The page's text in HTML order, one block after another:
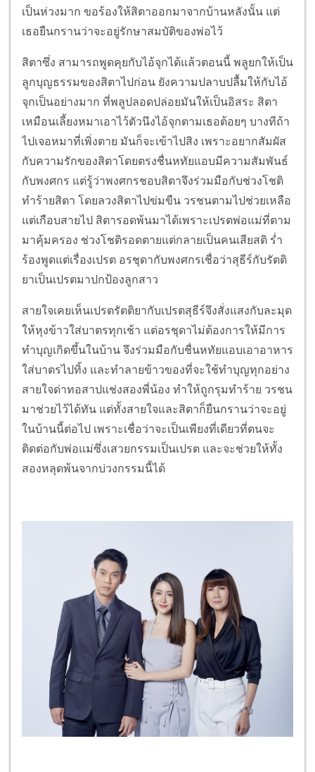
เป็นห่วงมาก ขอร้องให้สิตาออกมาจากบ้านหลังนั้น แต่
เธอยืนกรานว่าจะอยู่รักษาสมบัติของพ่อไว้
สิตาซึ่ง สามารถพูดคุยกับไอ้จุกได้แล้วตอนนี้ พลูยกให้เป็น
ลูกบุญธรรมของสิตาไปก่อน ยังความปลาบปลื้มให้กับไอ้
จุกเป็นอย่างมาก ที่พลูปลอดปล่อยมันให้เป็นอิสระ สิตา
เหมือนเลี้ยงหมาเอาไว้ตัวนึงไอ้จุกตามเธอต้อยๆ บางทีถ้า
ไปเจอหมาที่เพิ่งตาย มันก็จะเข้าไปสิง เพราะอยากสัมผัส
กับความรักของสิตาโดยตรงชื่นหทัยแอบมีความสัมพันธ์
กับพงศกร แต่รู้ว่าพงศกรชอบสิตาจึงร่วมมือกับช่วงโชติ
ทำร้ายสิตา โดยลวงสิตาไปข่มขืน วรชนตามไปช่วยเหลือ
แต่เกือบสายไป สิตารอดพ้นมาได้เพราะเปรตพ่อแม่ที่ตาม
มาคุ้มครอง ช่วงโชติรอดตายแต่กลายเป็นคนเสียสติ ร่ำ
ร้องพูดแต่เรื่องเปรต อรชุดากับพงศกรเชื่อว่าสุธีร์กับรัตติ
ยาเป็นเปรตมาปกป้องลูกสาว
สายใจเคยเห็นเปรตรัตติยากับเปรตสุธีร์จึงสั่งแสงกับละมุด
ให้หุงข้าวใส่บาตรทุกเช้า แต่อรชุดาไม่ต้องการให้มีการ
ทำบุญเกิดขึ้นในบ้าน จึงร่วมมือกับชื่นหทัยแอบเอาอาหาร
ใส่บาตรไปทิ้ง และทำลายข้าวของที่จะใช้ทำบุญทุกอย่าง
สายใจด่าทอสาปแช่งสองพี่น้อง ทำให้ถูกรุมทำร้าย วรชน
มาช่วยไว้ได้ทัน แต่ทั้งสายใจและสิตาก็ยืนกรานว่าจะอยู่
ในบ้านนี้ต่อไป เพราะเชื่อว่าจะเป็นเพียงที่เดียวที่ตนจะ
ติดต่อกับพ่อแม่ซึ่งเสวยกรรมเป็นเปรต และจะช่วยให้ทั้ง
สองหลุดพ้นจากบ่วงกรรมนี้ได้